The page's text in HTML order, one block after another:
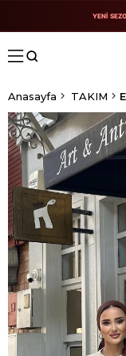
YENİ
Anasayfa TAKIM